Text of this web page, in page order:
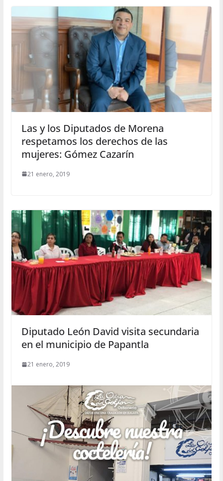
Las y los Diputados de Morena
respetamos los derechos de las
mujeres: Gómez Cazarín
21 enero, 2019
Diputado León David visita secundaria
en el municipio de Papantla
21 enero, 2019